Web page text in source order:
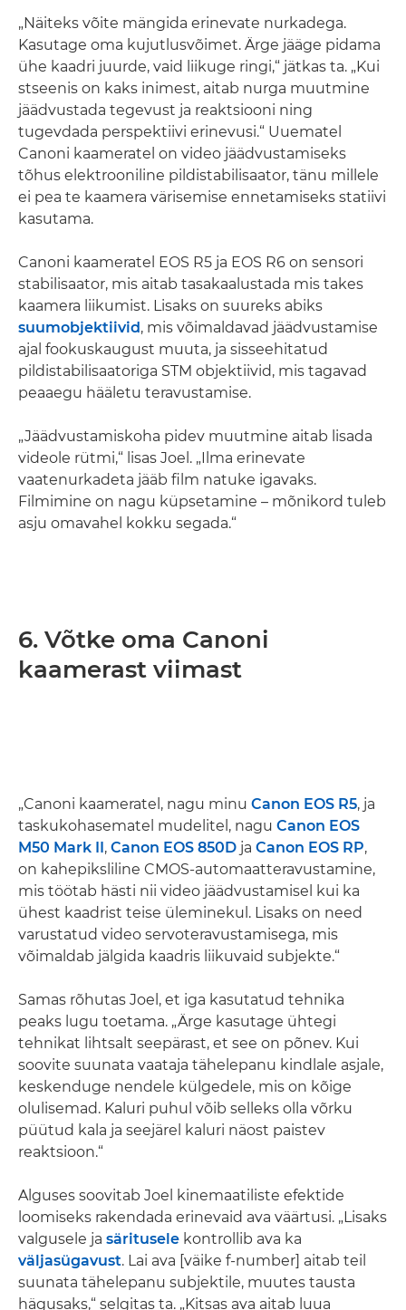
„Näiteks võite mängida erinevate nurkadega.
Kasutage oma kujutlusvõimet. Ärge jääge pidama
ühe kaadri juurde, vaid liikuge ringi,“ jätkas ta. „Kui
stseenis on kaks inimest, aitab nurga muutmine
jäädvustada tegevust ja reaktsiooni ning
tugevdada perspektiivi erinevusi.“ Uuematel
Canoni kaameratel on video jäädvustamiseks
tõhus elektrooniline pildistabilisaator, tänu millele
ei pea te kaamera värisemise ennetamiseks statiivi
kasutama.
Canoni kaameratel EOS R5 ja EOS R6 on sensori
stabilisaator, mis aitab tasakaalustada mis takes
kaamera liikumist. Lisaks on suureks abiks
suumobjektiivid, mis võimaldavad jäädvustamise
ajal fookuskaugust muuta, ja sisseehitatud
pildistabilisaatoriga STM objektiivid, mis tagavad
peaaegu hääletu teravustamise.
„Jäädvustamiskoha pidev muutmine aitab lisada
videole rütmi,“ lisas Joel. „Ilma erinevate
vaatenurkadeta jääb film natuke igavaks.
Filmimine on nagu küpsetamine – mõnikord tuleb
asju omavahel kokku segada.“
6. Võtke oma Canoni
kaamerast viimast
„Canoni kaameratel, nagu minu Canon EOS R5, ja
taskukohasematel mudelitel, nagu Canon EOS
M50 Mark II, Canon EOS 850D ja Canon EOS RP,
on kahepiksliline CMOS-automaatteravustamine,
mis töötab hästi nii video jäädvustamisel kui ka
ühest kaadrist teise üleminekul. Lisaks on need
varustatud video servoteravustamisega, mis
võimaldab jälgida kaadris liikuvaid subjekte.“
Samas rõhutas Joel, et iga kasutatud tehnika
peaks lugu toetama. „Ärge kasutage ühtegi
tehnikat lihtsalt seepärast, et see on põnev. Kui
soovite suunata vaataja tähelepanu kindlale asjale,
keskenduge nendele külgedele, mis on kõige
olulisemad. Kaluri puhul võib selleks olla võrku
püütud kala ja seejärel kaluri näost paistev
reaktsioon.“
Alguses soovitab Joel kinemaatiliste efektide
loomiseks rakendada erinevaid ava väärtusi. „Lisaks
valgusele ja säritusele kontrollib ava ka
väljasügavust. Lai ava [väike f-number] aitab teil
suunata tähelepanu subjektile, muutes tausta
hägusaks,“ selgitas ta. „Kitsas ava aitab luua